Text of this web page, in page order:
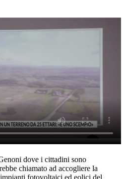
dove i cittadini sono
chiamato ad accogliere la